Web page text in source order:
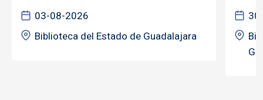
03-08-2026
Biblioteca del Estado de Guadalajara